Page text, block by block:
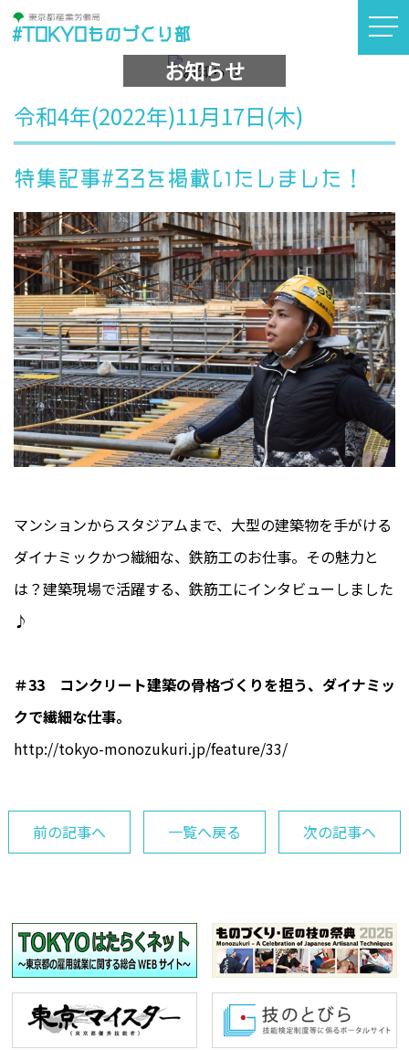
#TOKYOものづくり部
お知らせ
令和4年(2022年)11月17日(木)
特集記事#33を掲載いたしました！
マンションからスタジアムまで、大型の建築物を手がける
ダイナミックかつ繊細な、鉄筋工のお仕事。その魅力と
は？建築現場で活躍する、鉄筋工にインタビューしました
♪
＃33 コンクリート建築の骨格づくりを担う、ダイナミッ
クで繊細な仕事。
http://tokyo-monozukuri.jp/feature/33/
前の記事へ 一覧へ戻る 次の記事へ